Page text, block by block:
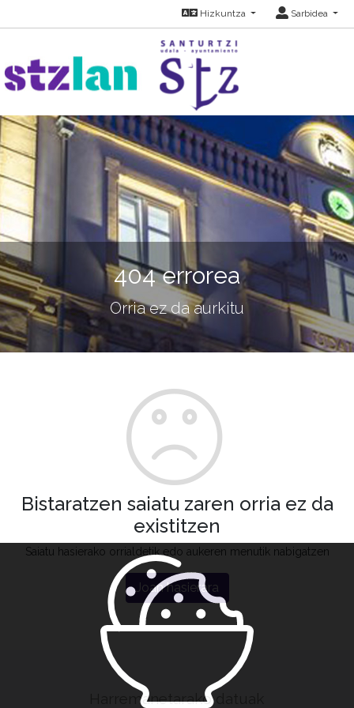
Hizkuntza Sarbidea
404 errorea
Orria ez da aurkitu
Bistaratzen saiatu zaren orria ez da
existitzen
Saiatu hasierako orrialdetik edo aukeren menutik nabigatzen
Joan hasierara
Harremanetarako datuak